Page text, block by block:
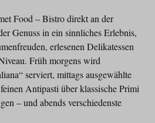
Food – Bistro direkt an der
Genuss in ein sinnliches Erlebnis,
erlesenen Delikatessen
Früh morgens wird
serviert, mittags ausgewählte
Antipasti über klassische Primi
– und abends verschiedenste